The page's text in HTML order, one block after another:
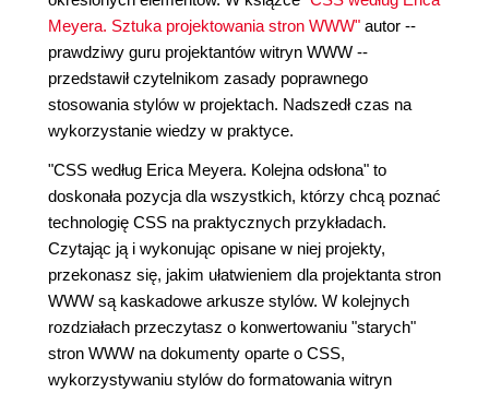
Meyera. Sztuka projektowania stron WWW" autor --
prawdziwy guru projektantów witryn WWW --
przedstawił czytelnikom zasady poprawnego
stosowania stylów w projektach. Nadszedł czas na
wykorzystanie wiedzy w praktyce.
"CSS według Erica Meyera. Kolejna odsłona" to
doskonała pozycja dla wszystkich, którzy chcą poznać
technologię CSS na praktycznych przykładach.
Czytając ją i wykonując opisane w niej projekty,
przekonasz się, jakim ułatwieniem dla projektanta stron
WWW są kaskadowe arkusze stylów. W kolejnych
rozdziałach przeczytasz o konwertowaniu "starych"
stron WWW na dokumenty oparte o CSS,
wykorzystywaniu stylów do formatowania witryn